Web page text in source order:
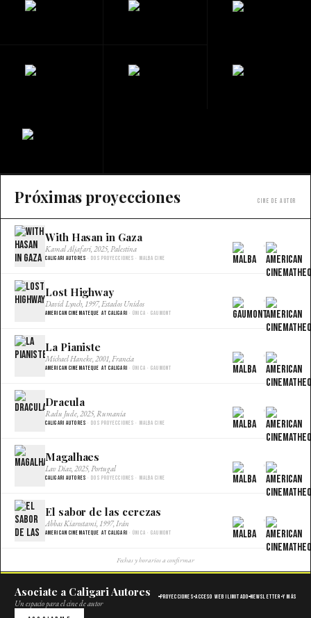
Próximas proyecciones Cine de autor
With Hasan in Gaza
Kamal Aljafari, 2025, Palestina
Caligari Autores · Dos proyecciones · Malba Cine
×
Lost Highway
David Lynch, 1997, Estados Unidos
American Cinemateque at Caligari · Única · Gaumont
×
La Pianiste
Michael Haneke, 2001, Francia
American Cinemateque at Caligari · Única · Gaumont
×
Dracula
Radu Jude, 2025, Rumania
Caligari Autores · Dos proyecciones · Malba Cine
×
Magalhaes
Lav Diaz, 2025, Portugal
Caligari Autores · Dos proyecciones · Malba Cine
×
El sabor de las cerezas
Abbas Kiarostami, 1997, Irán
American Cinemateque at Caligari · Única · Gaumont
×
Fechas y horarios a confirmar
Asociate a Caligari Autores
Un espacio para el cine de autor
Proyecciones Acceso web ilimitado Newsletter Y más